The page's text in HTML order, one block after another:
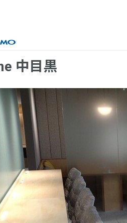
中目黒